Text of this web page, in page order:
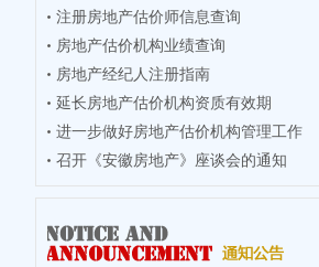
注册房地产估价师信息查询
房地产估价机构业绩查询
房地产经纪人注册指南
延长房地产估价机构资质有效期
进一步做好房地产估价机构管理工作
召开《安徽房地产》座谈会的通知